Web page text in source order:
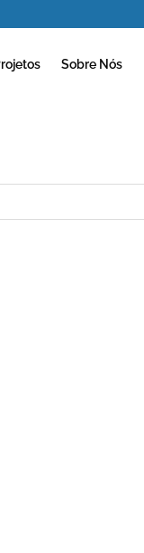
Sobre Nós